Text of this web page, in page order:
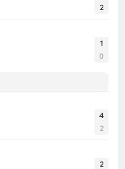
2
1
0
4
2
2